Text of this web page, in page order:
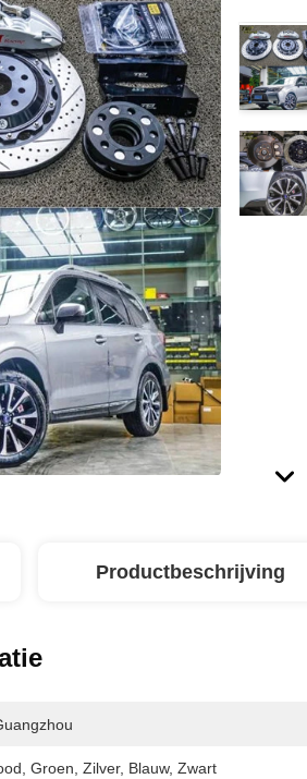
Productbeschrijving
Groen, Zilver, Blauw, Zwart